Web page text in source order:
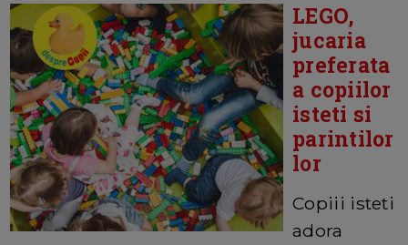
LEGO,
jucaria
preferata
a copiilor
isteti si
parintilor
lor
Copiii isteti
adora